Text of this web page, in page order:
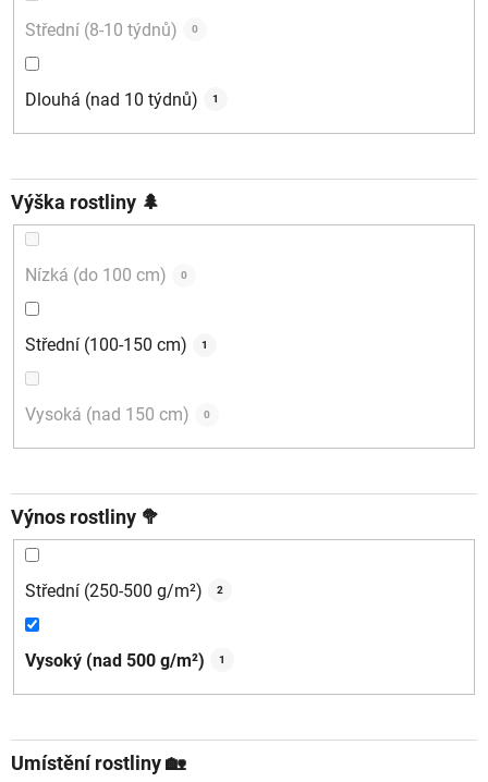
Střední (8-10 týdnů) 0
Dlouhá (nad 10 týdnů) 1
Výška rostliny 🌲
Nízká (do 100 cm) 0
Střední (100-150 cm) 1
Vysoká (nad 150 cm) 0
Výnos rostliny 🥦
Střední (250-500 g/m²) 2
Vysoký (nad 500 g/m²) 1
Umístění rostliny 🏡